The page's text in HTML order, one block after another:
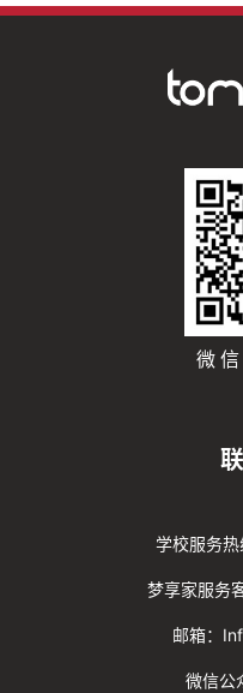
微
学校服务
梦享家服务
邮箱：
微信公